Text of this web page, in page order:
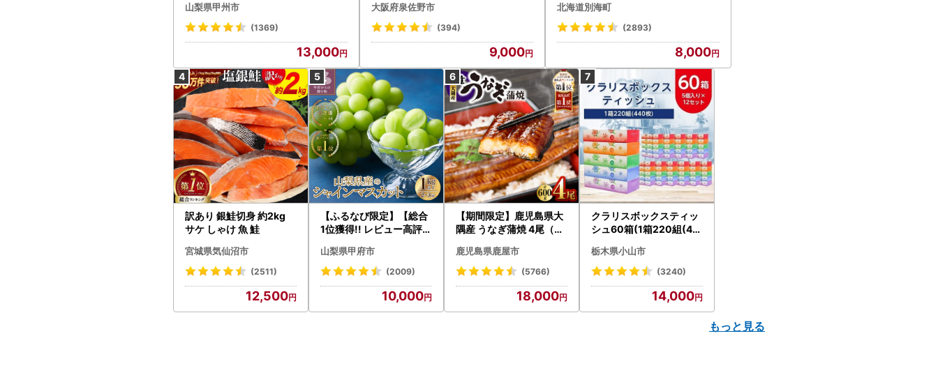
472 FN-Limited-VO シャインマス
カット フルーツ
山梨県甲州市
(1369)
13,000
大阪府泉佐野市
(394)
9,000
北海道別海町
(2893)
8,000
訳あり 銀鮭切身 約2kg
サケ しゃけ 魚 鮭
宮城県気仙沼市
(2511)
12,500
【ふるなび限定】【総合
1位獲得!! レビュー高評価
〉山梨県産 シャインマス
カット 2～3房（1.0kg以
N-Limited-SP
山梨県甲府市
(2009)
10,000
【期間限定】鹿児島県大
隅産 うなぎ蒲焼 4尾（60
cp18 うなぎ 鰻 魚 惣菜 総
菜
鹿児島県鹿屋市
(5766)
18,000
クラリスボックスティッ
シュ60箱(1箱220組(44
ト)【配送不可地域：離島
・沖縄県】【1256759】
栃木県小山市
(3240)
14,000
もっと見る